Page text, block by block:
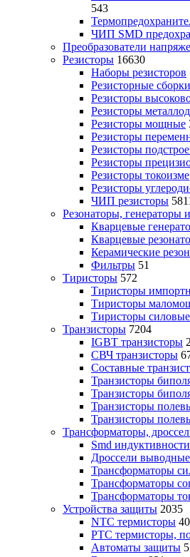
543
ЧИП SMD
Преобразователи
Резисторы 16630
Наборы резисторов
Резисторные сборки
Резисторы
Резисторы
Резисторы мощные
Резисторы
Резисторы
Резисторы
Резисторы
Резисторы
ЧИП резисторы
Резонаторы, генераторы
Кварцевые
Кварцевые
Керамические
Фильтры 51
Тиристоры 572
Тиристоры
Тиристоры
Тиристоры
Транзисторы 7204
IGBT транзисторы
СВЧ транзисторы
Составные
Транзисторы
Транзисторы
Транзисторы
Транзисторы
Трансформаторы,
Smd индуктивности
Дроссели выводные
Трансформаторы
Трансформаторы
Трансформаторы
Устройства защиты 2035
NTC термисторы
PTC термисторы,
Автоматы защиты